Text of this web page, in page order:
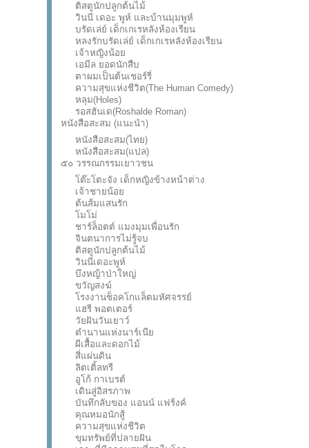
ติสตูนักปลูกต้นไม้
วินนี เดอะ พูห์ และบ้านมุมพูห์
บรัดเล่ย์ เด็กเกเรหลังห้องเรียน
หลงรักบรัดเล่ย์ เด็กเกเรหลังห้องเรียน
เจ้าหญิงน้อย
เอมีล ยอดนักสืบ
ตาผมเป็นต้นเชอร์รี่
ความสุขแห่งชีวิต(The Human Comedy)
หลุม(Holes)
รอสฮันเด(Roshalde Roman)
หนังสือสะสม (แนะนำ)
หนังสือสะสม(ไทย)
หนังสือสะสม(แปล)
๕๐ วรรณกรรมเยาวชน
โต๊ะโตะจัง เด็กหญิงข้างหน้าต่าง
เจ้าชายน้อย
ต้นส้มแสนรัก
โมโม่
ชาร์ล็อตต์ แมงมุมเพื่อนรัก
จินตนาการไม่รู้จบ
ติสตูนักปลูกต้นไม้
วินนี่เดอะพูห์
บึงหญ้าป่าใหญ่
ขวัญสงฆ์
โรงงานช็อคโกแล็ตมหัศจรรย์
แฮรี พอตเตอร์
วัยฝันวันเยาว์
ตำนานแห่งนาร์เนีย
ผีเสื้อและดอกไม้
สี่แผ่นดิน
ลิตเติ้ลทรี
อูโก้ กาเบรต์
เดินสู่อิสรภาพ
บันทึกลับของ แอนน์ แฟร้งค์
คุณหมอนักสู้
ความสุขแห่งชีวิต
ขุมทรัพย์ที่ปลายฝัน